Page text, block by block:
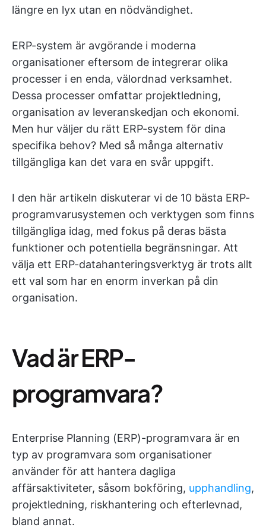
längre en lyx utan en nödvändighet.
ERP-system är avgörande i moderna
organisationer eftersom de integrerar olika
processer i en enda, välordnad verksamhet.
Dessa processer omfattar projektledning,
organisation av leveranskedjan och ekonomi.
Men hur väljer du rätt ERP-system för dina
specifika behov? Med så många alternativ
tillgängliga kan det vara en svår uppgift.
I den här artikeln diskuterar vi de 10 bästa ERP-
programvarusystemen och verktygen som finns
tillgängliga idag, med fokus på deras bästa
funktioner och potentiella begränsningar. Att
välja ett ERP-datahanteringsverktyg är trots allt
ett val som har en enorm inverkan på din
organisation.
Vad är ERP-
programvara?
Enterprise Planning (ERP)-programvara är en
typ av programvara som organisationer
använder för att hantera dagliga
affärsaktiviteter, såsom bokföring, upphandling,
projektledning, riskhantering och efterlevnad,
bland annat.